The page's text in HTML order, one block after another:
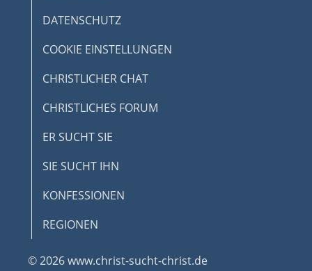
DATENSCHUTZ
COOKIE EINSTELLUNGEN
CHRISTLICHER CHAT
CHRISTLICHES FORUM
ER SUCHT SIE
SIE SUCHT IHN
KONFESSIONEN
REGIONEN
© 2026 www.christ-sucht-christ.de